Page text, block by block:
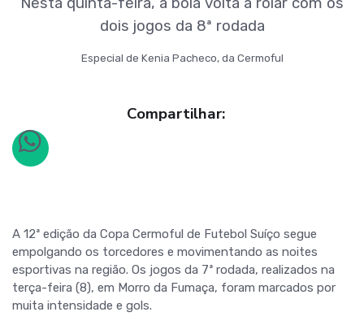
dois jogos da 8ª rodada
Especial de Kenia Pacheco, da Cermoful
Compartilhar:
A 12ª edição da Copa Cermoful de Futebol Suíço segue
empolgando os torcedores e movimentando as noites
esportivas na região. Os jogos da 7ª rodada, realizados na
terça-feira (8), em Morro da Fumaça, foram marcados por
muita intensidade e gols.